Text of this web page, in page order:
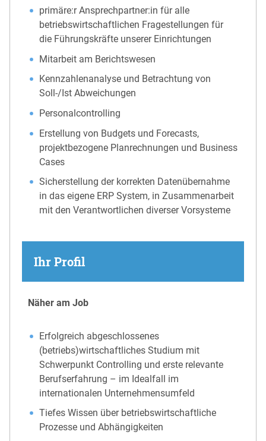
primäre:r Ansprechpartner:in für alle
betriebswirtschaftlichen Fragestellungen für
die Führungskräfte unserer Einrichtungen
Mitarbeit am Berichtswesen
Kennzahlenanalyse und Betrachtung von
Soll-/Ist Abweichungen
Personalcontrolling
Erstellung von Budgets und Forecasts,
projektbezogene Planrechnungen und Business
Cases
Sicherstellung der korrekten Datenübernahme
in das eigene ERP System, in Zusammenarbeit
mit den Verantwortlichen diverser Vorsysteme
Ihr Profil
Näher am Job
Erfolgreich abgeschlossenes
(betriebs)wirtschaftliches Studium mit
Schwerpunkt Controlling und erste relevante
Berufserfahrung – im Idealfall im
internationalen Unternehmensumfeld
Tiefes Wissen über betriebswirtschaftliche
Prozesse und Abhängigkeiten